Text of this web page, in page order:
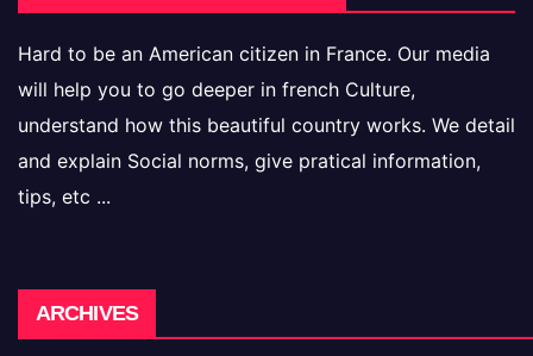
Hard to be an American citizen in France. Our media
will help you to go deeper in french Culture,
understand how this beautiful country works. We detail
and explain Social norms, give pratical information,
tips, etc ...
ARCHIVES